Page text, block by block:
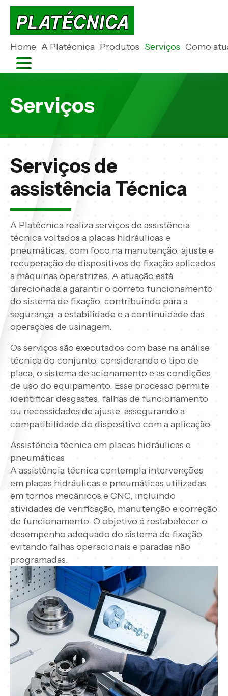
Home A Platécnica Produtos Serviços Como
Serviços
Serviços de
assistência Técnica
A Platécnica realiza serviços de assistência
técnica voltados a placas hidráulicas e
pneumáticas, com foco na manutenção, ajuste e
recuperação de dispositivos de fixação aplicados
a máquinas operatrizes. A atuação está
direcionada a garantir o correto funcionamento
do sistema de fixação, contribuindo para a
segurança, a estabilidade e a continuidade das
operações de usinagem.
Os serviços são executados com base na análise
técnica do conjunto, considerando o tipo de
placa, o sistema de acionamento e as condições
de uso do equipamento. Esse processo permite
identificar desgastes, falhas de funcionamento
ou necessidades de ajuste, assegurando a
compatibilidade do dispositivo com a aplicação.
Assistência técnica em placas hidráulicas e
pneumáticas
A assistência técnica contempla intervenções
em placas hidráulicas e pneumáticas utilizadas
em tornos mecânicos e CNC, incluindo
atividades de verificação, manutenção e correção
de funcionamento. O objetivo é restabelecer o
desempenho adequado do sistema de fixação,
evitando falhas operacionais e paradas não
programadas.